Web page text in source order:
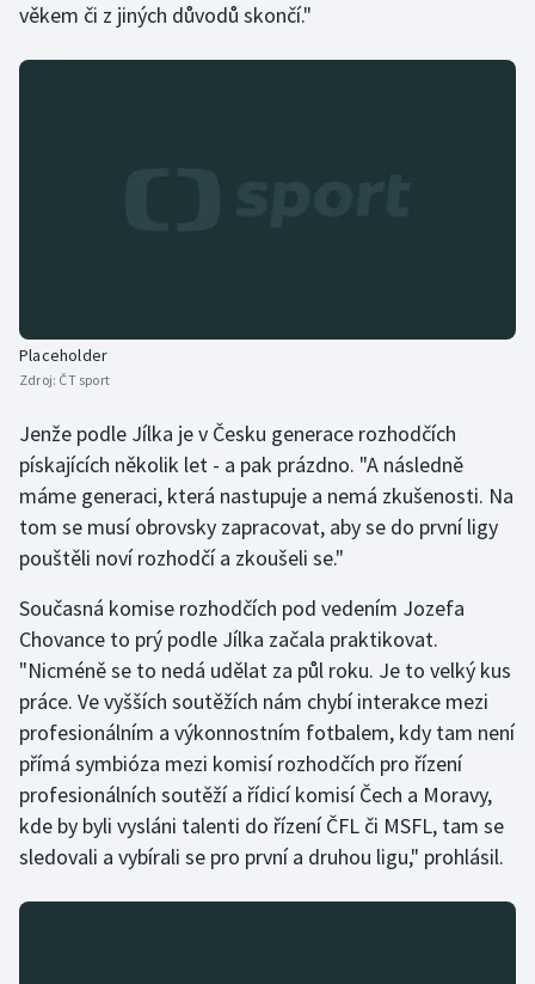
věkem či z jiných důvodů skončí."
Placeholder
Zdroj: ČT sport
Jenže podle Jílka je v Česku generace rozhodčích
pískajících několik let - a pak prázdno. "A následně
máme generaci, která nastupuje a nemá zkušenosti. Na
tom se musí obrovsky zapracovat, aby se do první ligy
pouštěli noví rozhodčí a zkoušeli se."
Současná komise rozhodčích pod vedením Jozefa
Chovance to prý podle Jílka začala praktikovat.
"Nicméně se to nedá udělat za půl roku. Je to velký kus
práce. Ve vyšších soutěžích nám chybí interakce mezi
profesionálním a výkonnostním fotbalem, kdy tam není
přímá symbióza mezi komisí rozhodčích pro řízení
profesionálních soutěží a řídicí komisí Čech a Moravy,
kde by byli vysláni talenti do řízení ČFL či MSFL, tam se
sledovali a vybírali se pro první a druhou ligu," prohlásil.